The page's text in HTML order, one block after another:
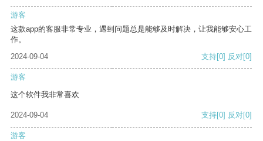
游客
这款app的客服非常专业，遇到问题总是能够及时解决，让我能够安心工
作。
2024-09-04
支持[0] 反对[0]
游客
这个软件我非常喜欢
2024-09-04 支持[0] 反对[0]
游客